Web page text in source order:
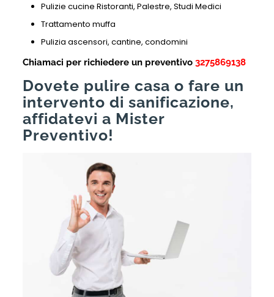
Pulizie cucine Ristoranti, Palestre, Studi Medici
Trattamento muffa
Pulizia ascensori, cantine, condomini
Chiamaci per richiedere un preventivo 3275869138
Dovete pulire casa o fare un
intervento di sanificazione,
affidatevi a Mister
Preventivo!